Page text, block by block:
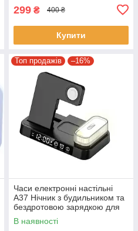
299 ₴ 400 ₴
Купити
Топ продажів –16%
Часи електронні настільні
A37 Нічник з будильником та
бездротовою зарядкою для
телефону та годинника
В наявності